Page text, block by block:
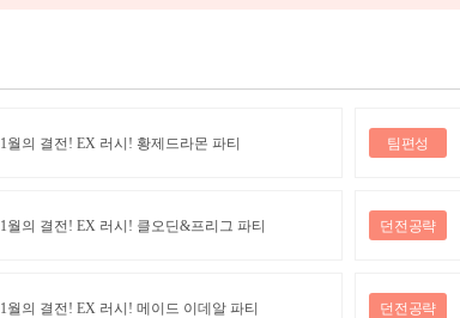
1월의 결전! EX 러시! 황제드라몬 파티 팀편성
1월의 결전! EX 러시! 클오딘&프리그 파티 던전공략
1월의 결전! EX 러시! 메이드 이데알 파티 던전공략